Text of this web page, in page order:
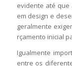
evidente até
em design e
geralmente
rçamento inicial
Igualmente
entre os